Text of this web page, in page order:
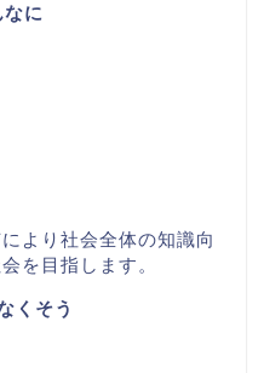
に
より社会全体の知識向
を目指します。
くそう